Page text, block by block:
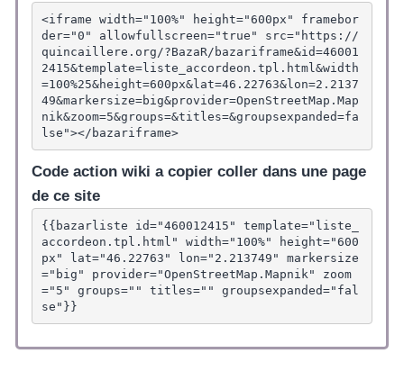
<iframe width="100%" height="600px" framebor
der="0" allowfullscreen="true" src="https://
quincaillere.org/?BazaR/bazariframe&id=46001
2415&template=liste_accordeon.tpl.html&width
=100%25&height=600px&lat=46.22763&lon=2.2137
49&markersize=big&provider=OpenStreetMap.Map
nik&zoom=5&groups=&titles=&groupsexpanded=fa
lse"></bazariframe>
Code action wiki a copier coller dans une page
de ce site
{{bazarliste id="460012415" template="liste_
accordeon.tpl.html" width="100%" height="600
px" lat="46.22763" lon="2.213749" markersize
="big" provider="OpenStreetMap.Mapnik" zoom
="5" groups="" titles="" groupsexpanded="fal
se"}}